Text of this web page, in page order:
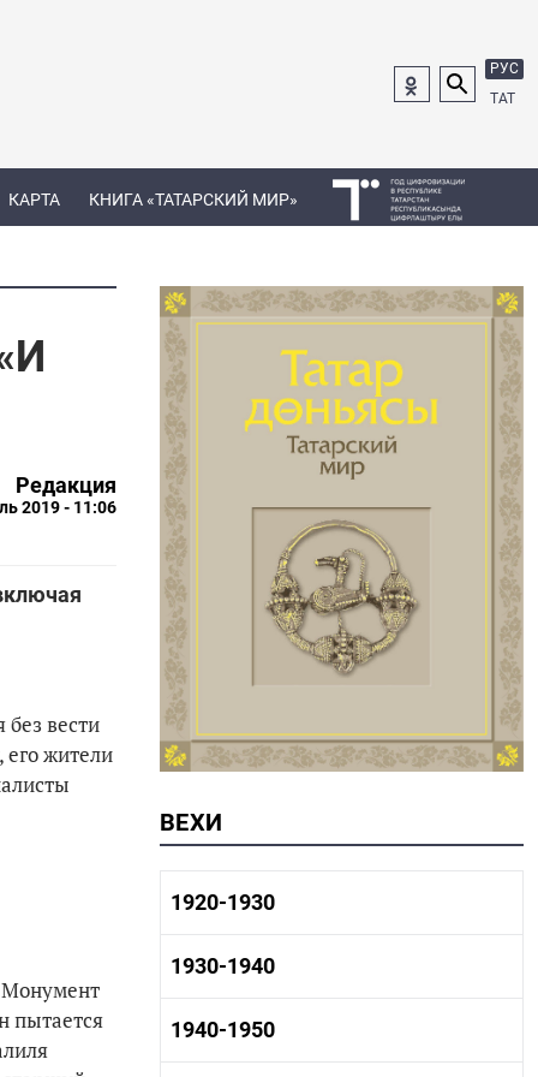
РУС
ТАТ
КАРТА КНИГА «ТАТАРСКИЙ МИР»
Редакция
2019 - 11:06
вести
его жители
Монумент
пытается
ВЕХИ
1920-1930
1920-1930 история
1920-1930 культура
1930-1940
1930-1940 история
1930-1940 культура
1940-1950